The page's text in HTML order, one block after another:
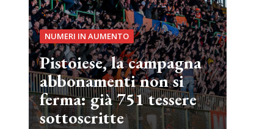
NUMERI IN AUMENTO
Pistoiese, la campagna
abbonamenti non si
ferma: già 751 tessere
sottoscritte